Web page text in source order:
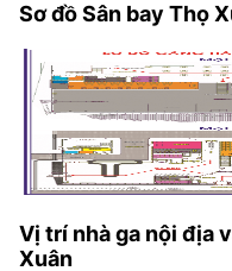
Sơ đồ Sân bay Thọ
Vị trí nhà ga nội địa
Xuân